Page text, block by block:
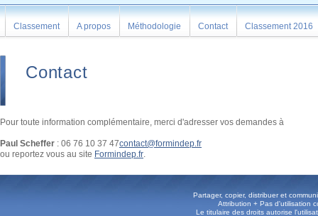
Classement A propos Méthodologie Contact Classement 2016
Contact
Pour toute information complémentaire, merci d'adresser vos demandes à
Paul Scheffer : 06 76 10 37 47contact@formindep.fr
ou reportez vous au site Formindep.fr.
Partager, copier, distribuer et
Attribution + Pas d'utilisation
Le titulaire des droits autorise